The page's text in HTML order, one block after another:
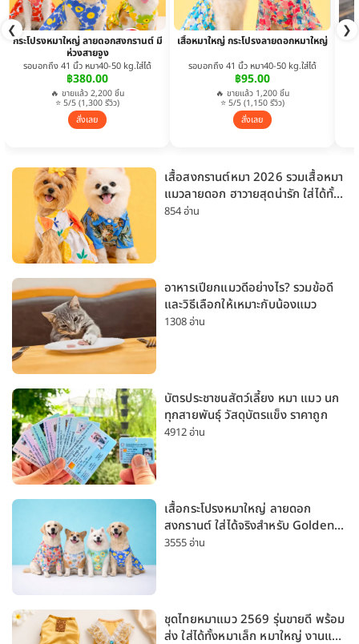
❮ ❯
กระโปรงหมาใหญ่ ลายดอกสงกรานต์ มี
ห่วงสายจูง
รอบอกถึง 41 นิ้ว หมา40-50 kg.ใส่ได้
฿380.00
🔥 ขายแล้ว 2,200 ชิ้น
⭐ 5/5 (1,300 รีวิว)
สั่งเลย
เสื้อหมาใหญ่ กระโปรงลายดอกหมาใหญ่
รอบอกถึง 41 นิ้ว หมา40-50 kg.ใส่ได้
฿95.00
🔥 ขายแล้ว 1,200 ชิ้น
⭐ 5/5 (1,150 รีวิว)
สั่งเลย
เสื้อสงกรานต์หมา 2026 รวมเสื้อหมา
แมวลายดอก ฮาวายสุดน่ารัก ใส่ได้ทั้ง
หมาเล็กและหมาใหญ่
854 อ่าน
อาหารเปียกแมวดีอย่างไร? รวมข้อดี
และวิธีเลือกให้เหมาะกับน้องแมว
1308 อ่าน
บัตรประชาชนสัตว์เลี้ยง หมา แมว นก
ทุกสายพันธุ์ วัสดุบัตรแข็ง ราคาถูก
4912 อ่าน
เสื้อกระโปรงหมาใหญ่ ลายดอก
สงกรานต์ ใส่ได้จริงสำหรับ Golden
Husky Labrador [อัปเดต 2026]
3555 อ่าน
ชุดไทยหมาแมว 2569 รุ่นขายดี พร้อม
ส่ง ใส่ได้ทั้งหมาเล็ก หมาใหญ่ งานแต่ง